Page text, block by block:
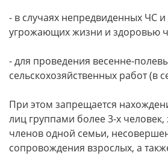
- в случаях непредвиденных ЧС и
угрожающих жизни и здоровью
- для проведения весенне-
сельскохозяйственных работ (в
При этом запрещается
лиц группами более 3-х
членов одной семьи,
сопровождения взрослых, а